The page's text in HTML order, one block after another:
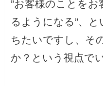
”お客様のことを
るようになる”、
ちたいですし、そ
か？という視点で